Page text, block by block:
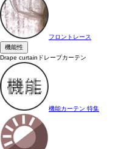
フロントレース
機能性
Drape curtain ドレープカーテン
機能カーテン 特集